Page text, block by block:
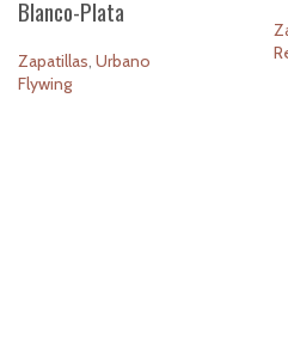
Blanco-Plata
Zapatillas, Urbano
Flywing